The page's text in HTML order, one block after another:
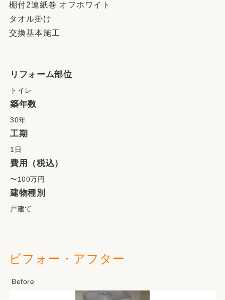
棚付2連紙巻 オフホワイト
タオル掛け
交換基本施工
リフォーム部位
トイレ
築年数
30年
工期
1日
費用（税込）
〜100万円
建物種別
戸建て
ビフォー・アフター